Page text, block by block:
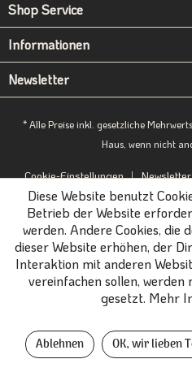
Shop Service
Informationen
Newsletter
* Alle Preise inkl. gesetzliche
Haus, wenn nicht
Cookie-Einstellungen Newsletter
Impressum
Diese Website benutzt
Betrieb der Website
werden. Andere Cookies, die
dieser Website erhöhen, der
Interaktion mit anderen
vereinfachen sollen,
gesetzt. Mehr
Ablehnen OK, wir lieben